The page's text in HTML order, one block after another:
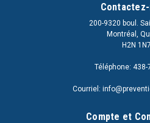
200-9320 boul.
Montréal,
H2N 1N7
Téléphone: 438-
Courriel:
Compte et